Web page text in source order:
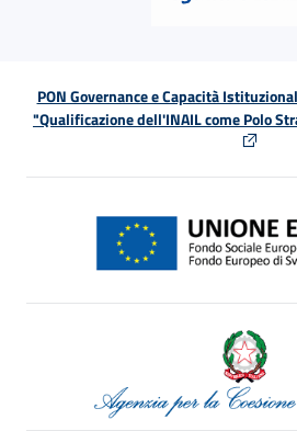
PON Governance e Capacità
"Qualificazione dell'INAIL come Polo